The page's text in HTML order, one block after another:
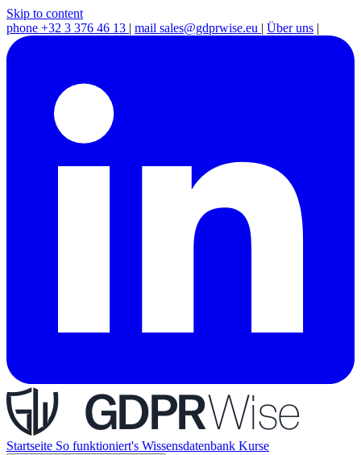
Skip to content
phone +32 3 376 46 13 | mail sales@gdprwise.eu | Über uns |
Startseite So funktioniert's Wissensdatenbank Kurse